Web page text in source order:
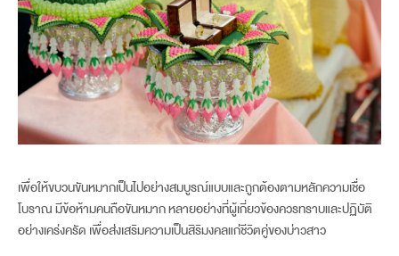
เพื่อให้ขบวนขันหมากเป็นไปอย่างสมบูรณ์แบบและถูกต้องตามหลักความเชื่อ
โบราณ มีข้อห้ามคนถือขันหมาก หลายอย่างที่ผู้เกี่ยวข้องควรทราบและปฏิบัติ
อย่างเคร่งครัด เพื่อส่งเสริมความเป็นสิริมงคลแก่ชีวิตคู่ของบ่าวสาว